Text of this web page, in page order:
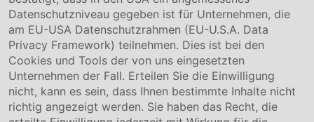
Hinweisgebersystem
Karriere
Service & Kontakt
Kontakt
Downloads
Garantiebedingungen
Datenschutzniveau gegeben ist für Unternehmen, die
am EU-USA Datenschutzrahmen (EU-U.S.A. Data
Privacy Framework) teilnehmen. Dies ist bei den
Cookies und Tools der von uns eingesetzten
Unternehmen der Fall. Erteilen Sie die Einwilligung
nicht, kann es sein, dass Ihnen bestimmte Inhalte nicht
richtig angezeigt werden. Sie haben das Recht, die